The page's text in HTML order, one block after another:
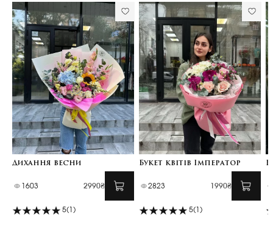
Дихання весни
1603 2990₴
5(1)
Букет квітів Імператор
2823 1990₴
5(1)